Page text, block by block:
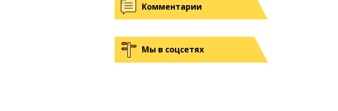
Комментарии
Мы в соцсетях